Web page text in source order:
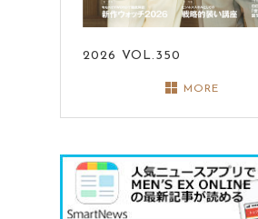
2026 VOL.350
MORE